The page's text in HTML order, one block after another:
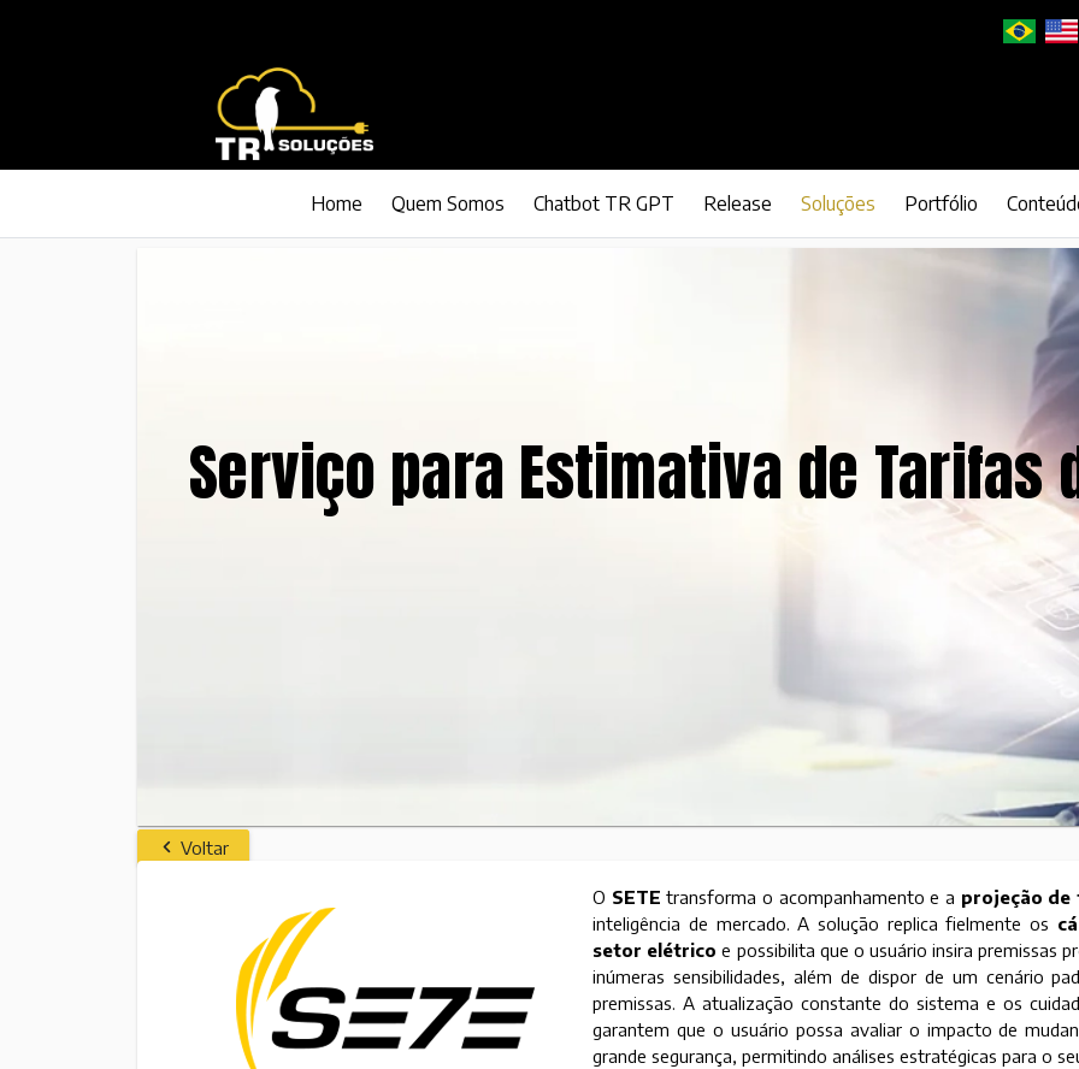
Home Quem Somos Chatbot TR GPT Release Soluções Portfólio
Serviço para Estimativa de Tarifas
Voltar
O SETE transforma o acompanhamento e a projeção de
inteligência de mercado. A solução replica fielmente os
setor elétrico e possibilita que o usuário insira premissas
inúmeras sensibilidades, além de dispor de um cenário
premissas. A atualização constante do sistema e os
garantem que o usuário possa avaliar o impacto de
grande segurança, permitindo análises estratégicas para o